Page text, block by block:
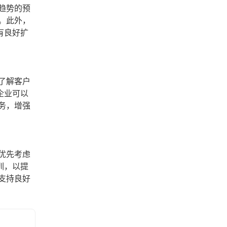
势的预
外，
良好扩
解客户
业可以
，增强
先考虑
，以提
持良好